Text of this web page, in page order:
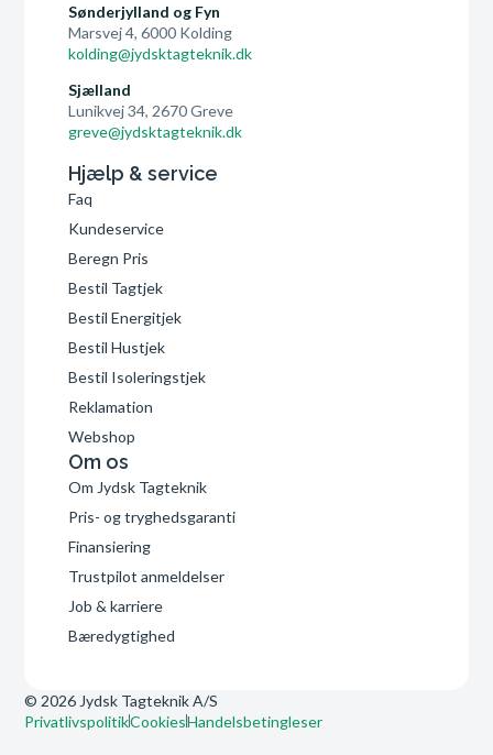
Sønderjylland og Fyn
Marsvej 4, 6000 Kolding
kolding@jydsktagteknik.dk
Sjælland
Lunikvej 34, 2670 Greve
greve@jydsktagteknik.dk
Hjælp & service
Faq
Kundeservice
Beregn Pris
Bestil Tagtjek
Bestil Energitjek
Bestil Hustjek
Bestil Isoleringstjek
Reklamation
Webshop
Om os
Om Jydsk Tagteknik
Pris- og tryghedsgaranti
Finansiering
Trustpilot anmeldelser
Job & karriere
Bæredygtighed
© 2026 Jydsk Tagteknik A/S
PrivatlivspolitikCookiesHandelsbetingleser